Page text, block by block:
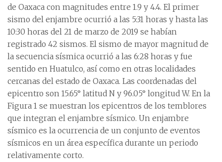
de Oaxaca con magnitudes entre 1.9 y 4.4. El primer
sismo del enjambre ocurrió a las 5:31 horas y hasta las
10:30 horas del 21 de marzo de 2019 se habían
registrado 42 sismos. El sismo de mayor magnitud de
la secuencia sísmica ocurrió a las 6:28 horas y fue
sentido en Huatulco, así como en otras localidades
cercanas del estado de Oaxaca. Las coordenadas del
epicentro son 15.65° latitud N y 96.05° longitud W. En la
Figura 1 se muestran los epicentros de los temblores
que integran el enjambre sísmico. Un enjambre
sísmico es la ocurrencia de un conjunto de eventos
sísmicos en un área específica durante un periodo
relativamente corto.